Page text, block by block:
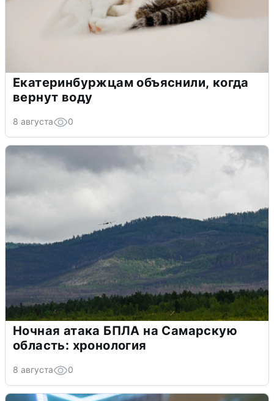
Екатеринбуржцам объяснили, когда
вернут воду
8 августа 0
Ночная атака БПЛА на Самарскую
область: хронология
8 августа 0